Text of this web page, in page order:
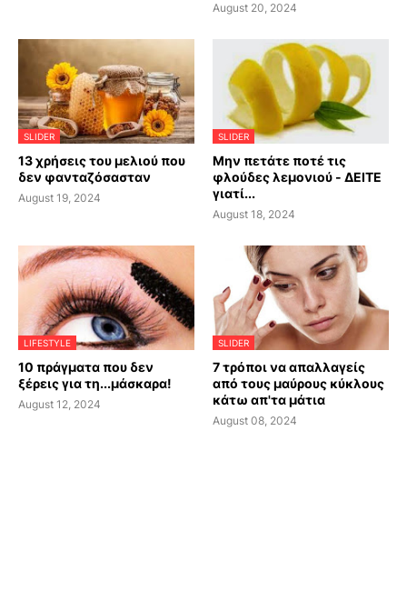
August 20, 2024
SLIDER
13 χρήσεις του μελιού που
δεν φανταζόσασταν
August 19, 2024
SLIDER
Μην πετάτε ποτέ τις
φλούδες λεμονιού - ΔΕΙΤΕ
γιατί...
August 18, 2024
LIFESTYLE
10 πράγματα που δεν
ξέρεις για τη...μάσκαρα!
August 12, 2024
SLIDER
7 τρόποι να απαλλαγείς
από τους μαύρους κύκλους
κάτω απ'τα μάτια
August 08, 2024